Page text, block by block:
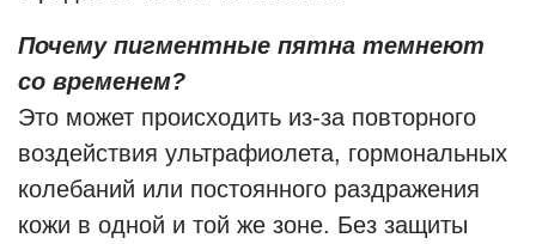
Почему пигментные пятна темнеют
со временем?
Это может происходить из-за повторного
воздействия ультрафиолета, гормональных
колебаний или постоянного раздражения
кожи в одной и той же зоне. Без защиты